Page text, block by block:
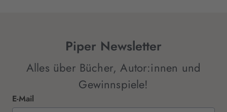
Piper Newsletter
Alles über Bücher, Autor:innen und
Gewinnspiele!
E-Mail